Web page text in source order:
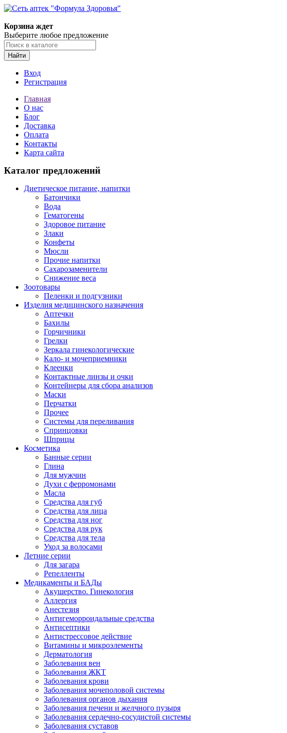
Корзина ждет
Выберите любое предложение
Найти
Вход
Регистрация
Главная
О нас
Блог
Доставка
Оплата
Контакты
Карта сайта
Каталог предложений
Диетическое питание, напитки
Батончики
Вода
Гематогены
Здоровое питание
Злаки
Конфеты
Мюсли
Прочие напитки
Сахарозаменители
Снижение веса
Зоотовары
Пеленки и подгузники
Изделия медицинского назначения
Аптечки
Бахилы
Горчичники
Грелки
Зеркала гинекологические
Кало- и мочеприемники
Клеенки
Контактные линзы и очки
Контейнеры для сбора анализов
Маски
Перчатки
Прочее
Системы для переливания
Спринцовки
Шприцы
Косметика
Банные серии
Глина
Для мужчин
Духи с ферромонами
Масла
Средства для губ
Средства для лица
Средства для ног
Средства для рук
Средства для тела
Уход за волосами
Летние серии
Для загара
Репелленты
Медикаменты и БАДы
Акушерство. Гинекология
Аллергия
Анестезия
Антигеморроидальные средства
Антисептики
Антистрессовое действие
Витамины и микроэлементы
Дерматология
Заболевания вен
Заболевания ЖКТ
Заболевания крови
Заболевания мочеполовой системы
Заболевания органов дыхания
Заболевания печени и желчного пузыря
Заболевания сердечно-сосудистой системы
Заболевания суставов